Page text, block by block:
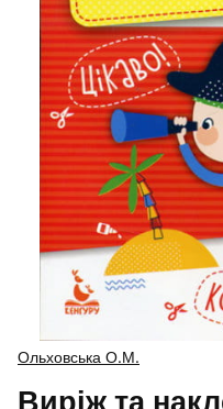
Ольховська О.М.
Виріж та